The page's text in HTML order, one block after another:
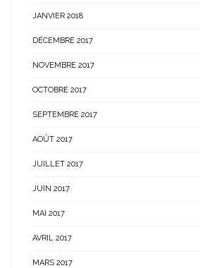
JANVIER 2018
DÉCEMBRE 2017
NOVEMBRE 2017
OCTOBRE 2017
SEPTEMBRE 2017
AOÛT 2017
JUILLET 2017
JUIN 2017
MAI 2017
AVRIL 2017
MARS 2017